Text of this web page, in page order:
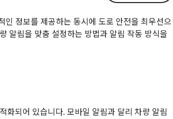
정보를 제공하는 동시에 도로 안전을 최우선으
알림을 맞춤 설정하는 방법과 알림 작동 방식을
화되어 있습니다. 모바일 알림과 달리 차량 알림